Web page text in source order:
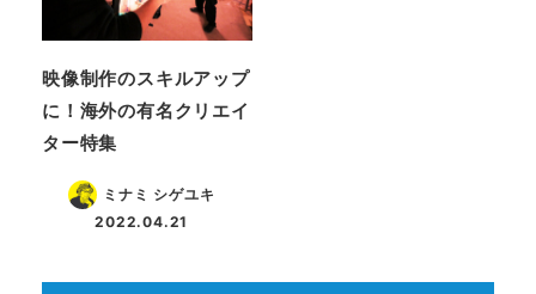
映像制作のスキルアップ
に！海外の有名クリエイ
ター特集
ミナミ シゲユキ
投稿日
2022.04.21